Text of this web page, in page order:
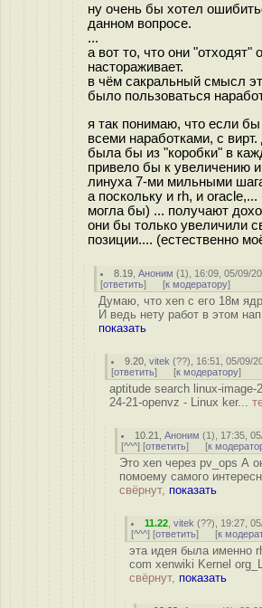
ну очень бы хотел
данном вопросе.
...
а вот то, что они "отходят"
настораживает.
в чём сакральный смысл
было пользоваться
я так понимаю, что если
всеми наработками, с вирт.
была бы из "коробки" в
привело бы к увеличению
линуха 7-ми мильными
а поскольку и rh, и
могла бы) ... получают
они бы только увеличили
позиции.... (естественно
8.19 ,Аноним (1), 16:09, 05/09/
[ответить] [к модератору]
Думаю, что xen с его 18м
И ведь нету работ в этом
показать
9.20 ,vitek (??), 16:51, 05/09/
[ответить] [к модератору]
aptitude search linux-image-
24-21-openvz - Linux ker...
10.21 ,Аноним (1), 17:35,
[^^^] [ответить] [к
Это xen через pv_ops А
помоему самого
свёрнут, показать
11.22 ,vitek (??), 19:27,
[^^^] [ответить] [к
эта идея была именно
com xenwiki Kernel
свёрнут, показать